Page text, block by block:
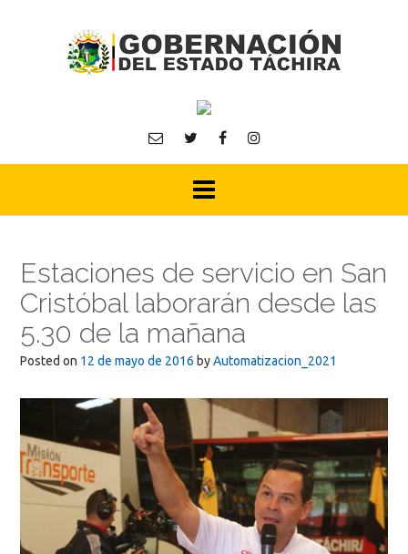
Estaciones de servicio en San
Cristóbal laborarán desde las
5.30 de la mañana
Posted on 12 de mayo de 2016 byAutomatizacion_2021